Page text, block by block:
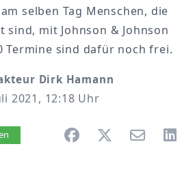
selben Tag Menschen, die
mit Johnson & Johnson
Termine sind dafür noch frei.
Dirk Hamann
2021, 12:18 Uhr